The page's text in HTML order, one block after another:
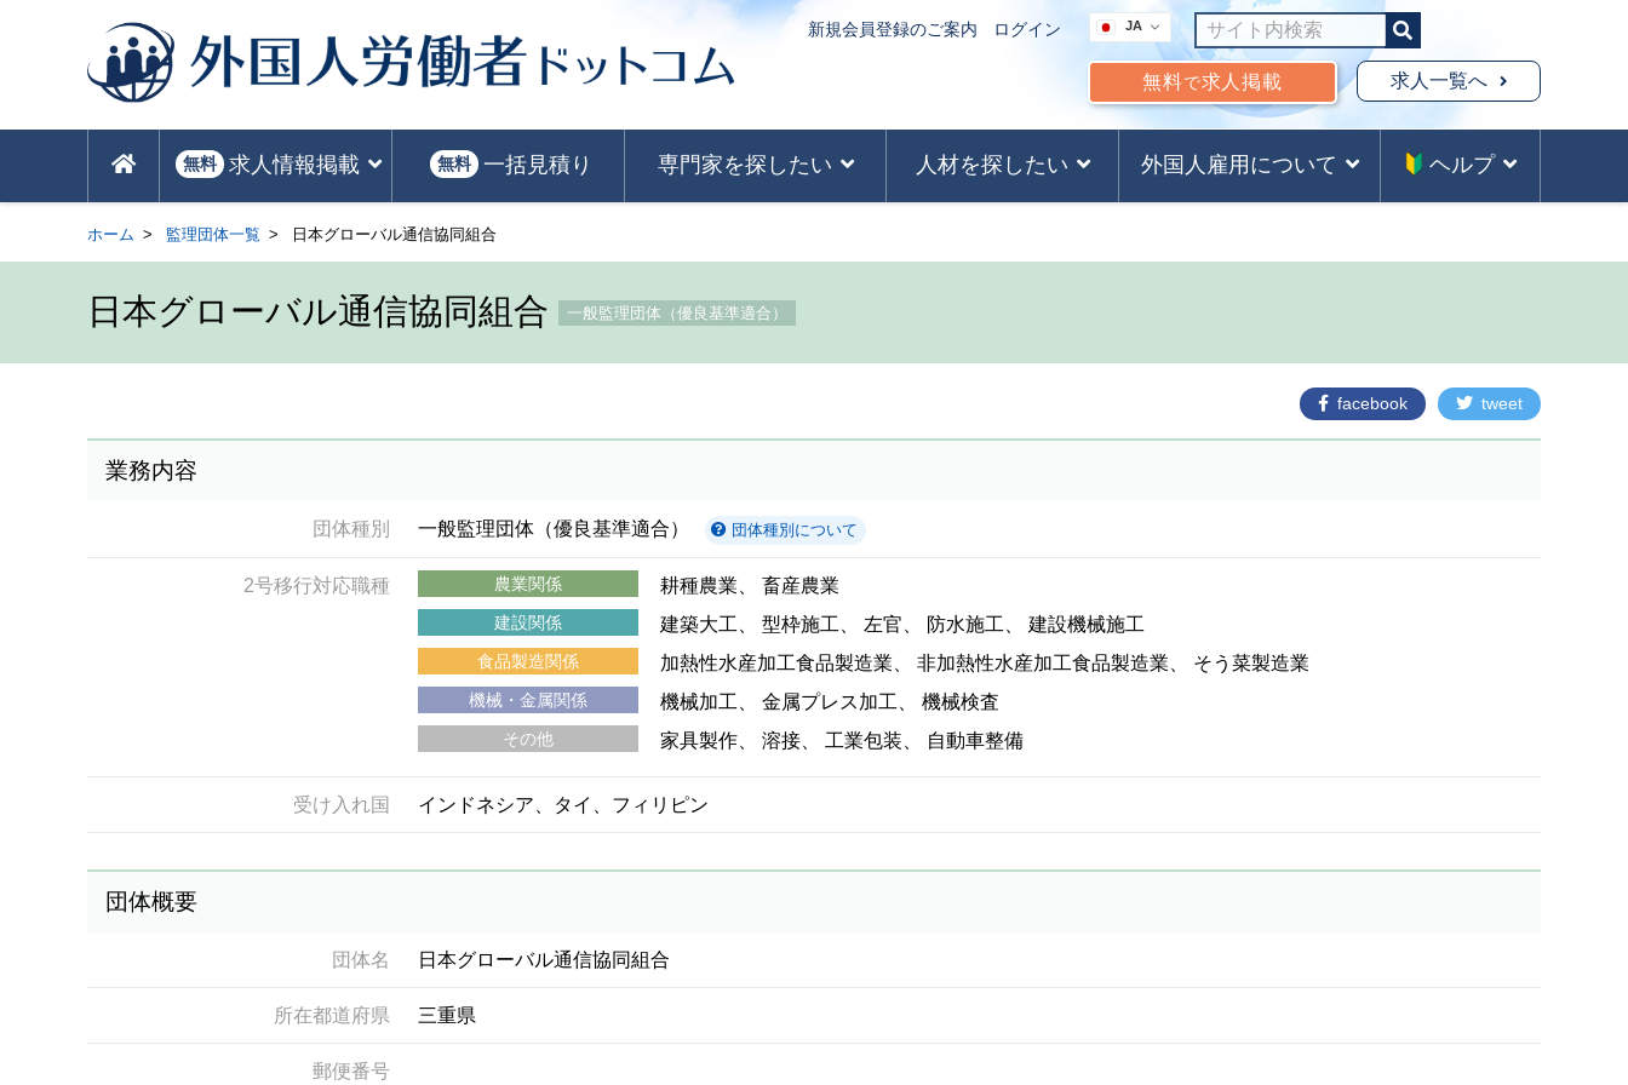
新規会員登録のご案内 ログイン JA
無料で求人掲載 求人一覧へ
無料 求人情報掲載 無料 一括見積り 専門家を探したい 人材を探したい 外国人雇用について ヘルプ
ホーム 監理団体一覧 日本グローバル通信協同組合
日本グローバル通信協同組合 一般監理団体（優良基準適合）
facebook tweet
業務内容
団体種別 一般監理団体（優良基準適合） 団体種別について
2号移行対応職種 農業関係 耕種農業 畜産農業
建設関係 建築大工 型枠施工 左官 防水施工 建設機械施工
食品製造関係 加熱性水産加工食品製造業 非加熱性水産加工食品製造業 そう菜製造業
機械・金属関係 機械加工 金属プレス加工 機械検査
その他 家具製作 溶接 工業包装 自動車整備
受け入れ国 インドネシア、タイ、フィリピン
団体概要
団体名 日本グローバル通信協同組合
所在都道府県 三重県
郵便番号